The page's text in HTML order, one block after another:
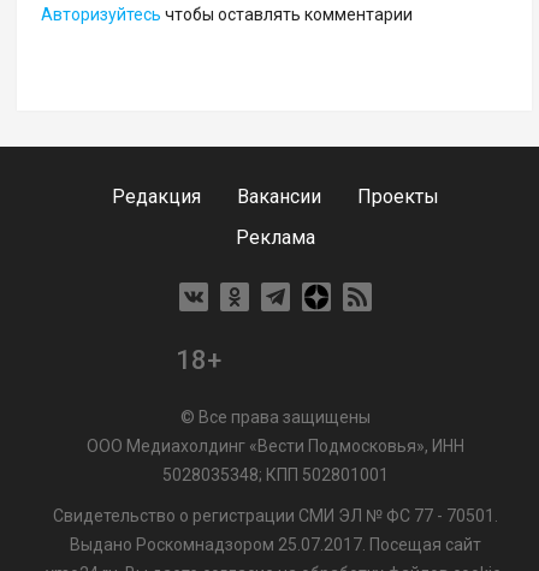
Авторизуйтесь чтобы оставлять комментарии
Редакция Вакансии
Проекты
Реклама
18+
© Все права защищены
ООО Медиахолдинг «Вести Подмосковья», ИНН
5028035348; КПП 502801001
Свидетельство о регистрации СМИ ЭЛ № ФС 77 - 70501.
Выдано Роскомнадзором 25.07.2017. Посещая сайт